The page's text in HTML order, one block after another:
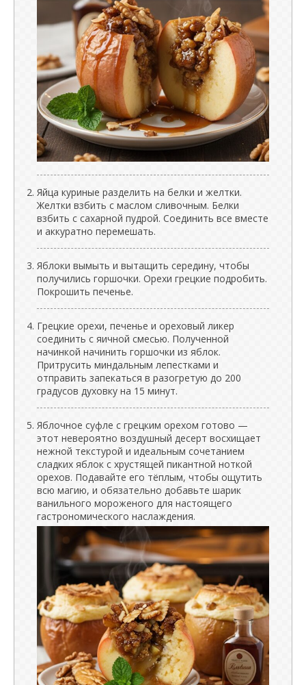
Яйца куриные разделить на белки и желтки.
Желтки взбить с маслом сливочным. Белки
взбить с сахарной пудрой. Соединить все вместе
и аккуратно перемешать.
Яблоки вымыть и вытащить середину, чтобы
получились горшочки. Орехи грецкие подробить.
Покрошить печенье.
Грецкие орехи, печенье и ореховый ликер
соединить с яичной смесью. Полученной
начинкой начинить горшочки из яблок.
Притрусить миндальным лепестками и
отправить запекаться в разогретую до 200
градусов духовку на 15 минут.
Яблочное суфле с грецким орехом готово —
этот невероятно воздушный десерт восхищает
нежной текстурой и идеальным сочетанием
сладких яблок с хрустящей пикантной ноткой
орехов. Подавайте его тёплым, чтобы ощутить
всю магию, и обязательно добавьте шарик
ванильного мороженого для настоящего
гастрономического наслаждения.